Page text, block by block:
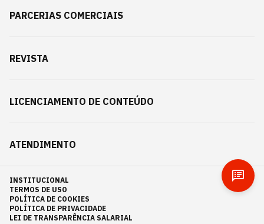
PARCERIAS COMERCIAIS
REVISTA
LICENCIAMENTO DE CONTEÚDO
ATENDIMENTO
INSTITUCIONAL
TERMOS DE USO
POLÍTICA DE COOKIES
POLÍTICA DE PRIVACIDADE
LEI DE TRANSPARÊNCIA SALARIAL